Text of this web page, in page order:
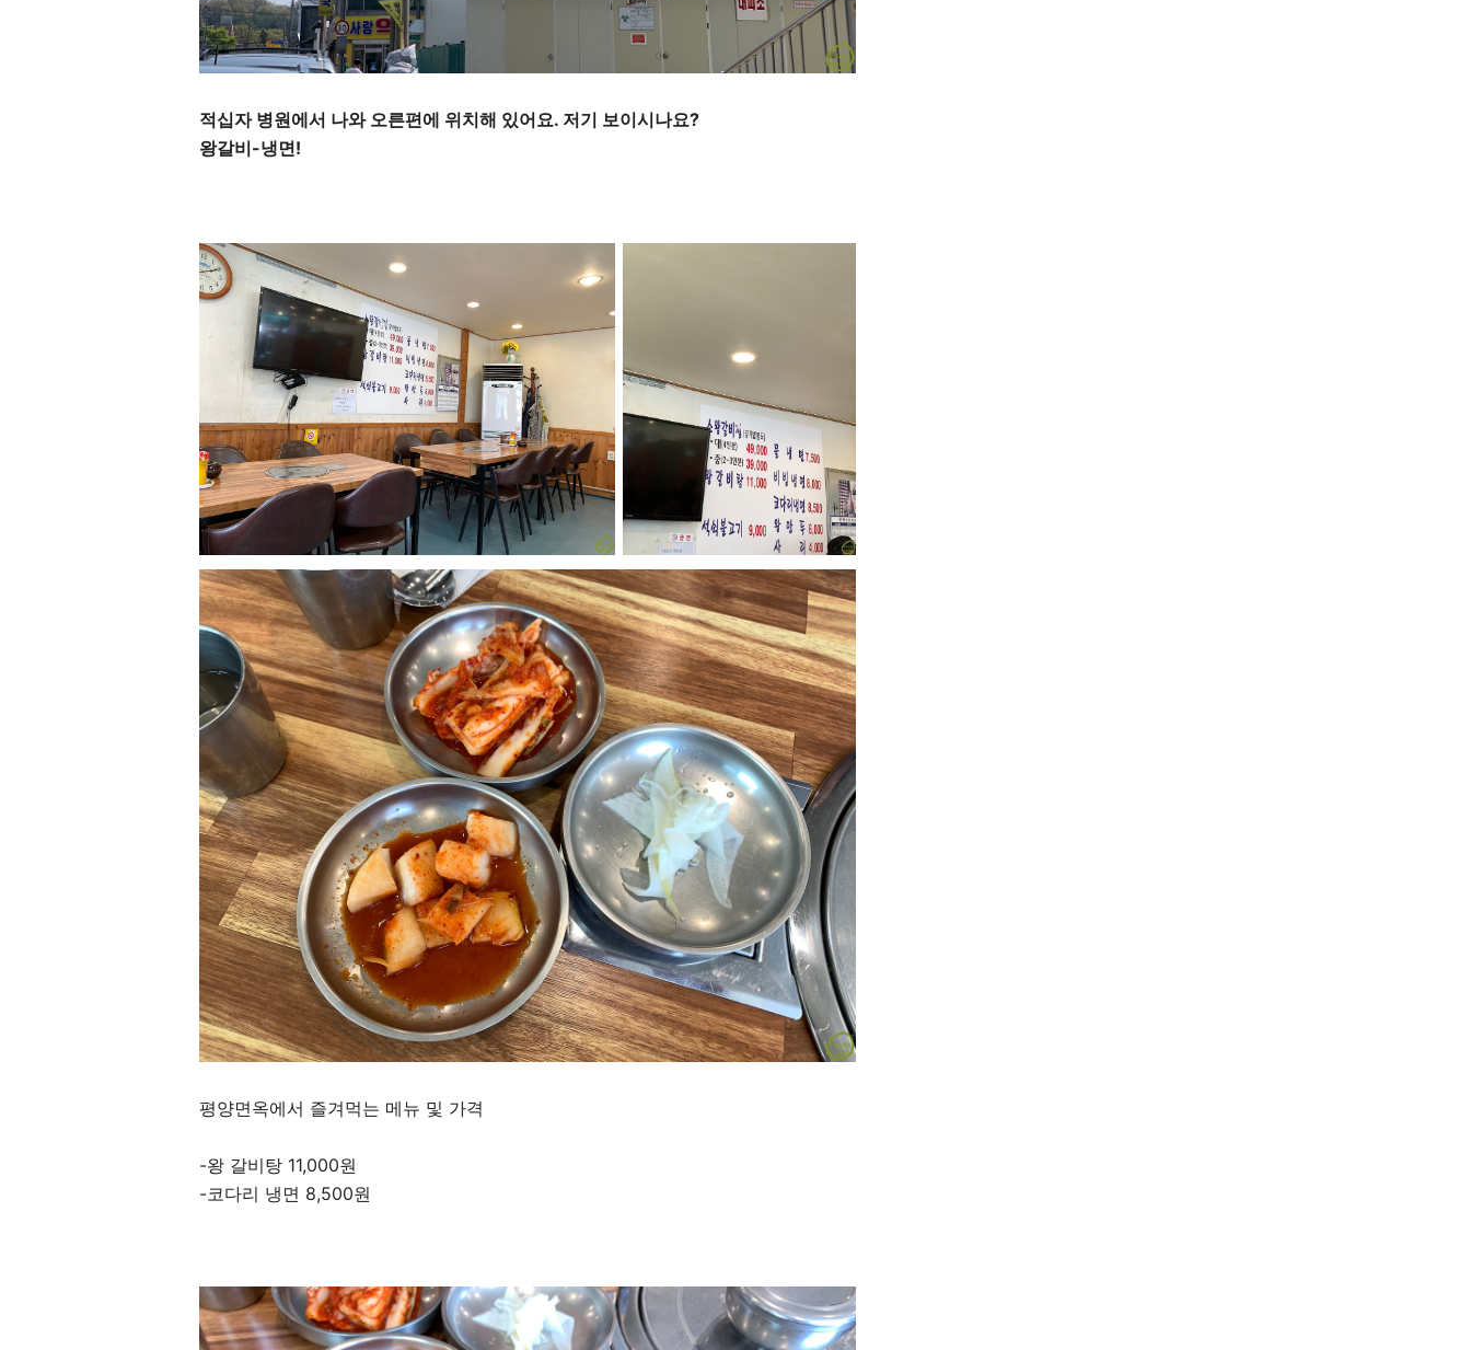
적십자 병원에서 나와 오른편에 위치해 있어요. 저기 보이시나요?
왕갈비-냉면!
평양면옥에서 즐겨먹는 메뉴 및 가격
-왕 갈비탕 11,000원
-코다리 냉면 8,500원